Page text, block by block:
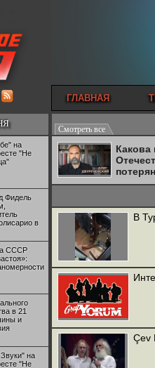
ГЛАВНАЯ
на
"Не
Фидель
в
СССР
в 21
и
на
"Не
Смотреть все
В
Çev